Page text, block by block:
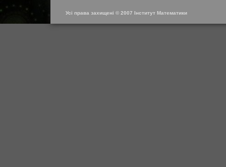
Усі права захищені © 2007 Інститут Математики